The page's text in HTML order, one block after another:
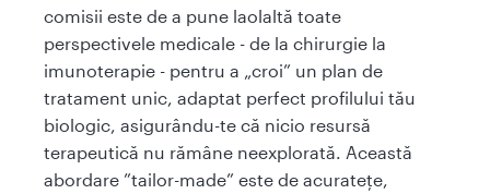
comisii este de a pune laolaltă toate
perspectivele medicale - de la chirurgie la
imunoterapie - pentru a „croi” un plan de
tratament unic, adaptat perfect profilului tău
biologic, asigurându-te că nicio resursă
terapeutică nu rămâne neexplorată. Această
abordare ”tailor-made” este de acuratețe,